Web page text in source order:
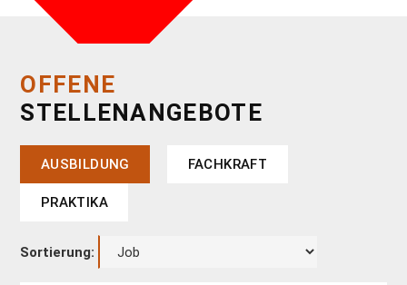
OFFENE
STELLENANGEBOTE
AUSBILDUNG FACHKRAFT
PRAKTIKA
Sortierung: